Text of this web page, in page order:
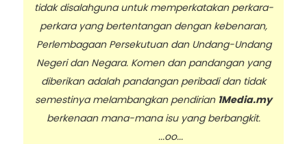
tidak disalahguna untuk memperkatakan perkara-
perkara yang bertentangan dengan kebenaran,
Perlembagaan Persekutuan dan Undang-Undang
Negeri dan Negara. Komen dan pandangan yang
diberikan adalah pandangan peribadi dan tidak
semestinya melambangkan pendirian 1Media.my
berkenaan mana-mana isu yang berbangkit.
...oo...